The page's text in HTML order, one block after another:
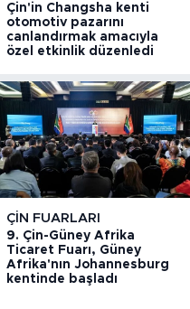
Çin'in Changsha kenti
otomotiv pazarını
canlandırmak amacıyla
özel etkinlik düzenledi
ÇIN FUARLARI
9. Çin-Güney Afrika
Ticaret Fuarı, Güney
Afrika'nın Johannesburg
kentinde başladı